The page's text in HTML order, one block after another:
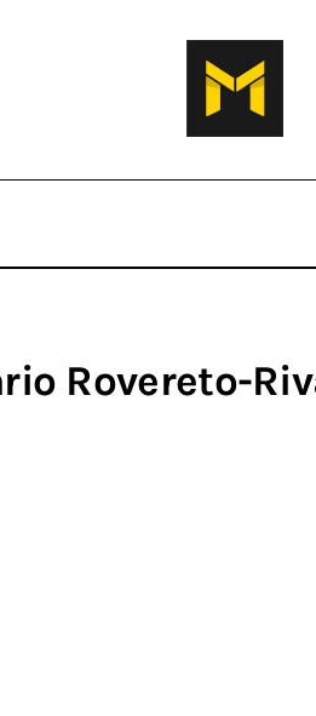
Rovereto-